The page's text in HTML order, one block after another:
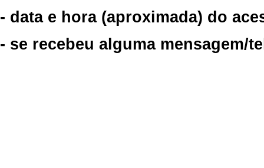
- data e hora (aproximada) do
- se recebeu alguma mensagem/